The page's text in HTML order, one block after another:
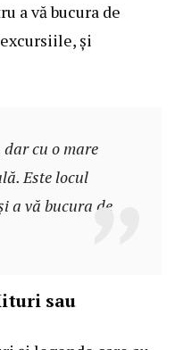
a vă bucura de
și
cu o mare
Este locul
a vă bucura de
sau